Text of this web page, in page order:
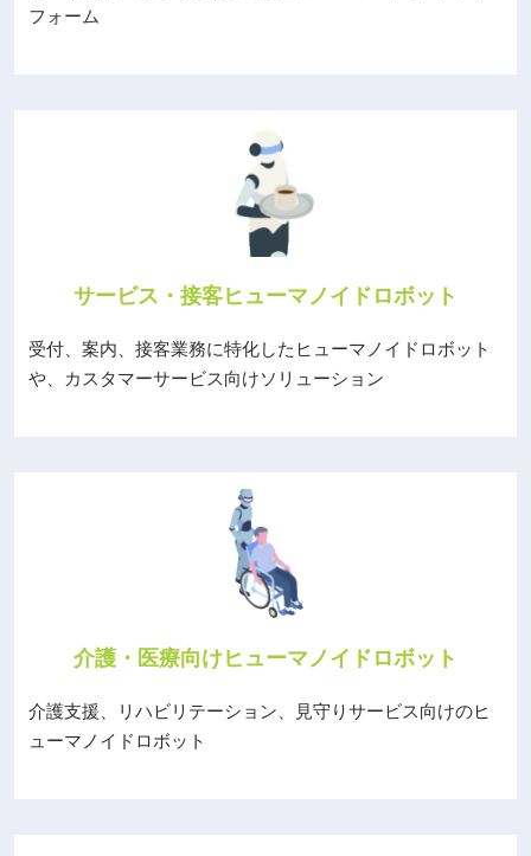
フォーム
サービス・接客ヒューマノイドロボット
受付、案内、接客業務に特化したヒューマノイドロボット
や、カスタマーサービス向けソリューション
介護・医療向けヒューマノイドロボット
介護支援、リハビリテーション、見守りサービス向けのヒ
ューマノイドロボット